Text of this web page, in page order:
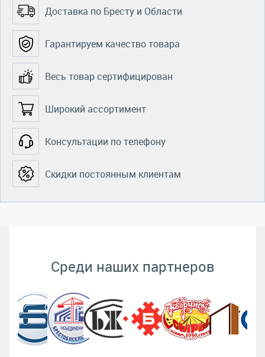
Доставка по Бресту и Области
Гарантируем качество товара
Весь товар сертифицирован
Широкий ассортимент
Консультации по телефону
Скидки постоянным клиентам
Среди наших партнеров